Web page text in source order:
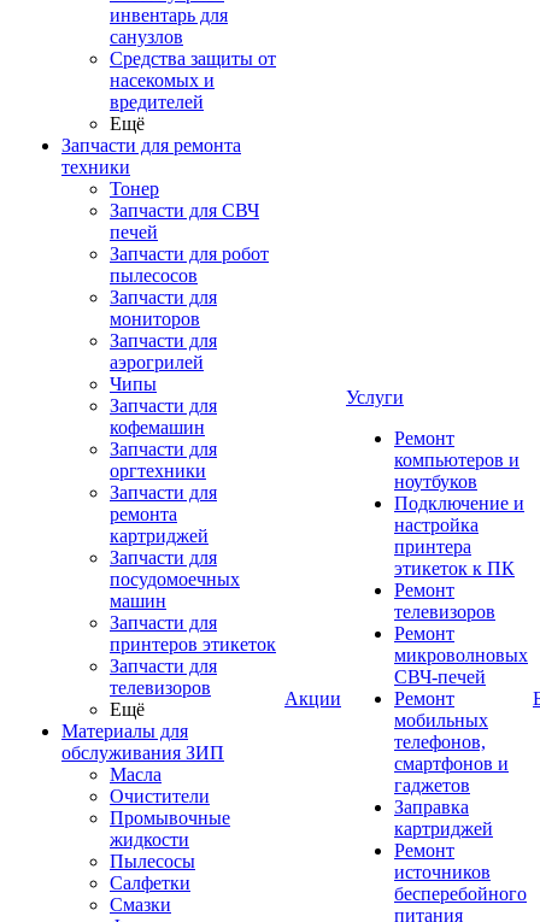
инвентарь для
санузлов
Средства защиты от
насекомых и
вредителей
Ещё
Запчасти для ремонта
техники
Тонер
Запчасти для СВЧ
печей
Запчасти для робот
пылесосов
Запчасти для
мониторов
Запчасти для
аэрогрилей
Чипы
Запчасти для
кофемашин
Запчасти для
оргтехники
Запчасти для
ремонта
картриджей
Запчасти для
посудомоечных
машин
Запчасти для
принтеров этикеток
Запчасти для
телевизоров
Ещё
Материалы для
обслуживания ЗИП
Масла
Очистители
Промывочные
жидкости
Пылесосы
Салфетки
Смазки
Акции
Услуги
Ремонт
компьютеров и
ноутбуков
Подключение и
настройка
принтера
этикеток к ПК
Ремонт
телевизоров
Ремонт
микроволновых
СВЧ-печей
Ремонт
мобильных
телефонов,
смартфонов и
гаджетов
Заправка
картриджей
Ремонт
источников
бесперебойного
питания